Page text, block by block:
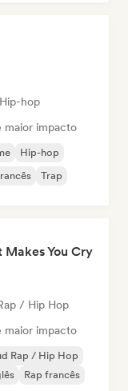
Hip-hop
maior impacto
Hip-hop
Trap
You Cry
/ Hip Hop
maior impacto
Rap / Hip Hop
Rap francês